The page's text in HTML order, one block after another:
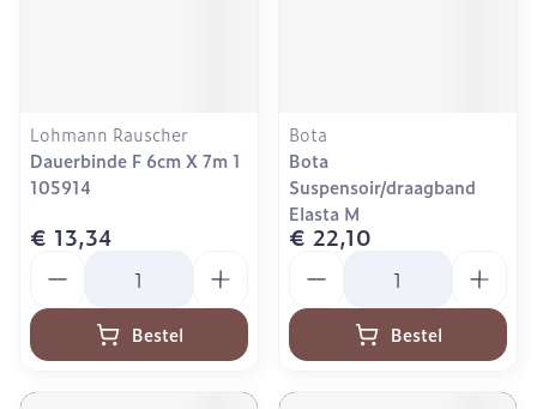
Lohmann Rauscher
Dauerbinde F 6cm X 7m 1
105914
€ 13,34
Bestel
Bota
Bota
Suspensoir/draagband
Elasta M
€ 22,10
Bestel